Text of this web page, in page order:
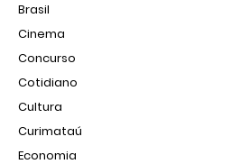
Brasil
Cinema
Concurso
Cotidiano
Cultura
Curimataú
Economia